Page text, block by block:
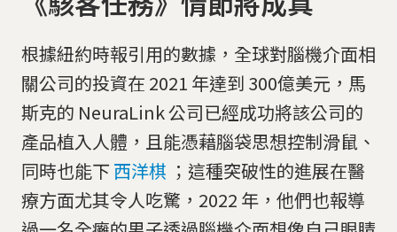
根據紐約時報引用的數據，全球對腦機介面相
關公司的投資在 2021 年達到 300億美元，馬
斯克的 NeuraLink 公司已經成功將該公司的
產品植入人體，且能憑藉腦袋思想控制滑鼠、
同時也能下 西洋棋 ；這種突破性的進展在醫
療方面尤其令人吃驚，2022 年，他們也報導